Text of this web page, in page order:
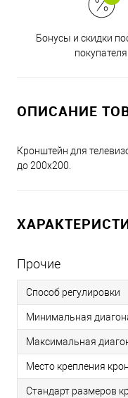
Бонусы и скидки
ОПИСАНИЕ
Кронштейн для
до 200х200.
Прочие
Способ регулировки
Минимальная
Максимальная
Место крепления
Стандарт размеров